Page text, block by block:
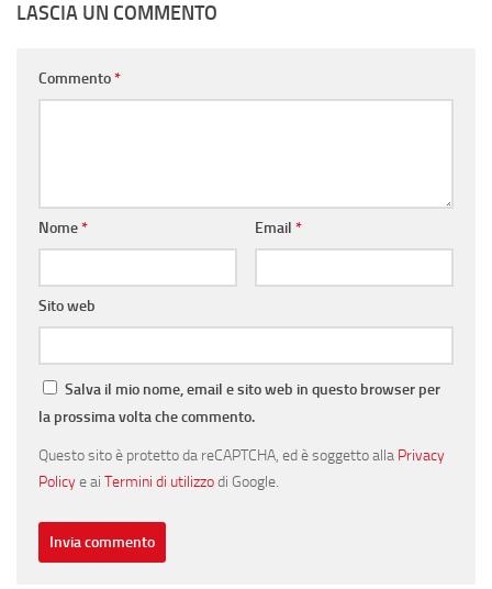
LASCIA UN COMMENTO
Commento*
Nome* Email *
Sito web
Salva il mio nome, email e sito web in questo browser per
la prossima volta che commento.
Questo sito è protetto da reCAPTCHA, ed è soggetto alla Privacy
Policye ai Termini di utilizzodi Google.